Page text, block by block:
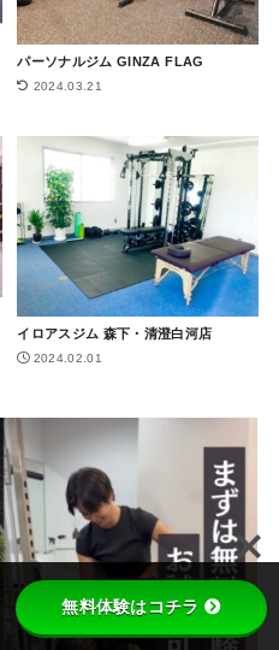
パーソナルジム GINZA FLAG
2024.03.21
イロアスジム 森下・清澄白河店
2024.02.01
無料体験はコチラ